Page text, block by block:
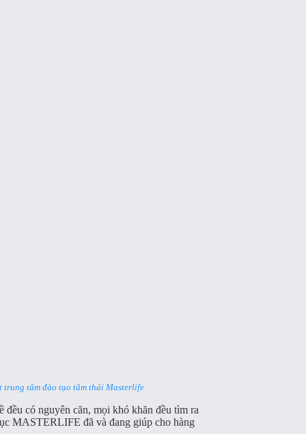
trung tâm đào tạo tâm thái Masterlife
có nguyên căn, mọi khó khăn đều tìm ra
MASTERLIFE đã và đang giúp cho hàng